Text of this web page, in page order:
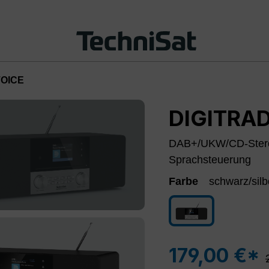
DAB+/UKW/CD-
Sprachsteuerung
Farbe
schwarz/
schwarz/silber
179,00 €*